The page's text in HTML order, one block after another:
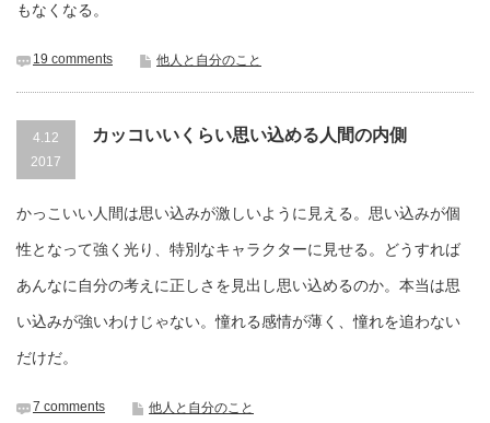
もなくなる。
19 comments 他人と自分のこと
4.12
2017
カッコいいくらい思い込める人間の内側
かっこいい人間は思い込みが激しいように見える。思い込みが個
性となって強く光り、特別なキャラクターに見せる。どうすれば
あんなに自分の考えに正しさを見出し思い込めるのか。本当は思
い込みが強いわけじゃない。憧れる感情が薄く、憧れを追わない
だけだ。
7 comments 他人と自分のこと